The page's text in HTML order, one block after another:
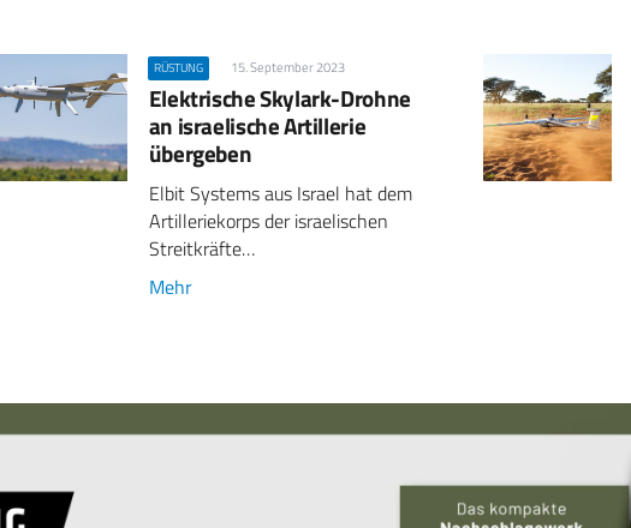
RÜSTUNG 15. September 2023
Elektrische Skylark-Drohne
an israelische Artillerie
übergeben
Elbit Systems aus Israel hat dem
Artilleriekorps der israelischen
Streitkräfte…
Mehr